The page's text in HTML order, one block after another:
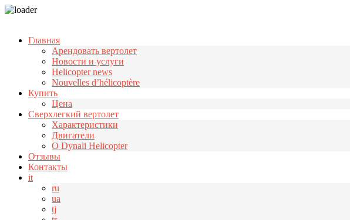
Главная
Арендовать вертолет
Новости и услуги
Helicopter news
Nouvelles d’hélicoptère
Купить
Цена
Cверхлегкий вертолет
Характеристики
Двигатели
О Dynali Helicopter
Отзывы
Контакты
it
ru
ua
tj